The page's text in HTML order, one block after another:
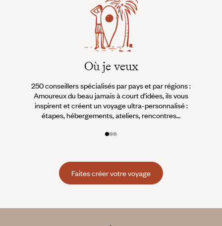
Où je veux
250 conseillers spécialisés par pays et par régions :
Amoureux du beau jamais à court d’idées, ils vous
inspirent et créent un voyage ultra-personnalisé :
étapes, hébergements, ateliers, rencontres…
Faites créer votre voyage